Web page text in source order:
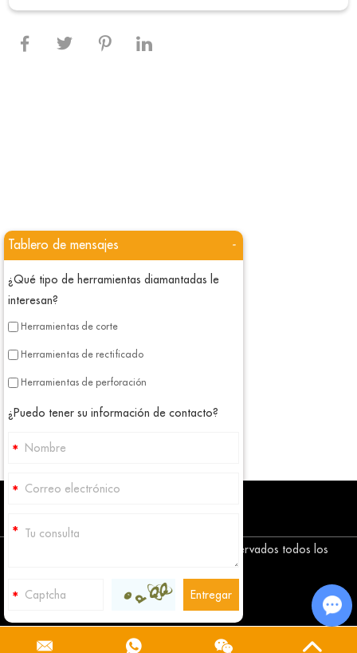
Copyright © Corediam Tools Co., Ltd. Reservados todos los
Tablero de mensajes -
¿Qué tipo de herramientas diamantadas le
interesan?
Herramientas de corte
Herramientas de rectificado
Herramientas de perforación
¿Puedo tener su información de contacto?